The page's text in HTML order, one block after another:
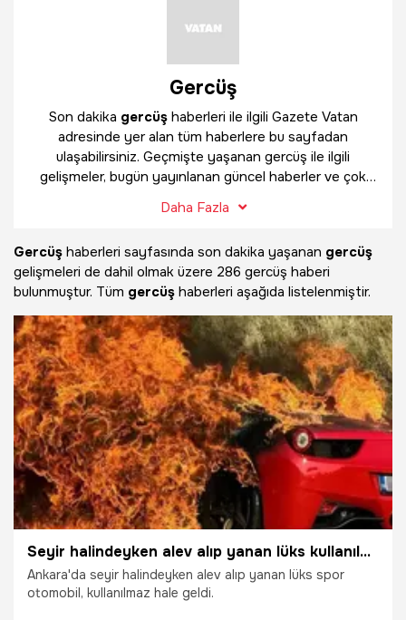
Gercüş
Son dakika gercüşhaberleri ile ilgili Gazete Vatan
adresinde yer alan tüm haberlere bu sayfadan
ulaşabilirsiniz. Geçmişte yaşanan gercüş ile ilgili
gelişmeler, bugün yayınlanan güncel haberler ve çok
Daha Fazla
Gercüş haberleri sayfasında son dakika yaşanan gercüş
gelişmeleri de dahil olmak üzere 286 gercüş haberi
bulunmuştur. Tüm gercüş haberleri aşağıda listelenmiştir.
Seyir halindeyken alev alıp yanan lüks kullanılmaz hale geldi
Ankara'da seyir halindeyken alev alıp yanan lüks spor
otomobil, kullanılmaz hale geldi.